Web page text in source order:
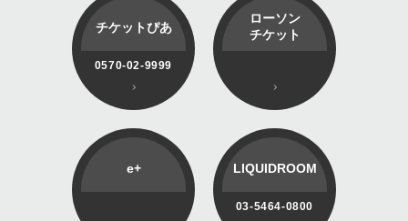
チケットぴあ
0570-02-9999
ローソン
チケット
e+ LIQUIDROOM
03-5464-0800